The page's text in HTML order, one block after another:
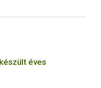
éves